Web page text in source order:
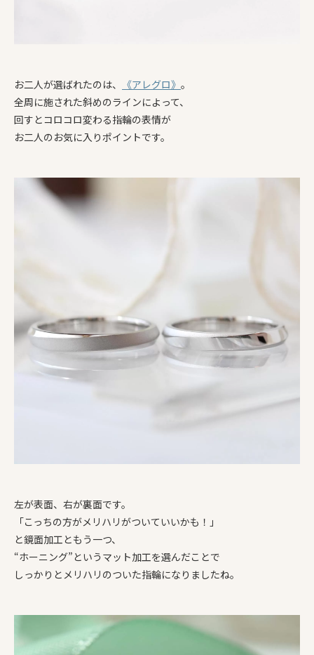
お二人が選ばれたのは、 《アレグロ》 。
全周に施された斜めのラインによって、
回すとコロコロ変わる指輪の表情が
お二人のお気に入りポイントです。
左が表面、右が裏面です。
「こっちの方がメリハリがついていいかも！」
と鏡面加工ともう一つ、
“ホーニング”というマット加工を選んだことで
しっかりとメリハリのついた指輪になりましたね。